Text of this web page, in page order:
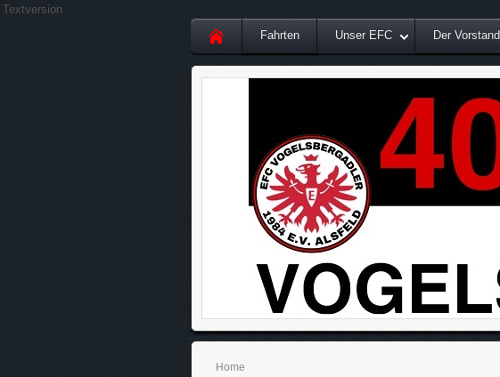
Textversion
Fahrten
Unser EFC Der Vorstand
Home